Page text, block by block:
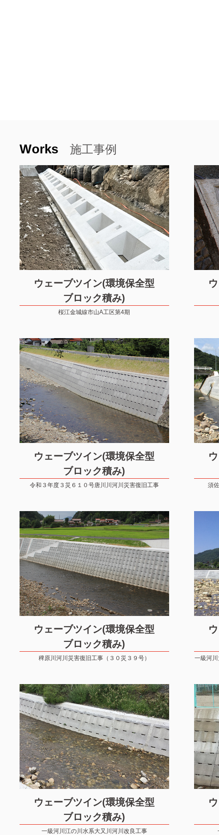
Works 施工事例
ウェーブツイン(環境保全型
ブロック積み)
桜江金城線市山A工区第4期
ウェーブツイン(環境保全型
ブロック積み)
令和３年度３災６１０号唐川川河川災害復旧工事 須
ウェーブツイン(環境保全型
ブロック積み)
稗原川河川災害復旧工事（３０災３９号） 一級河
ウェーブツイン(環境保全型
ブロック積み)
一級河川江の川水系大又川河川改良工事